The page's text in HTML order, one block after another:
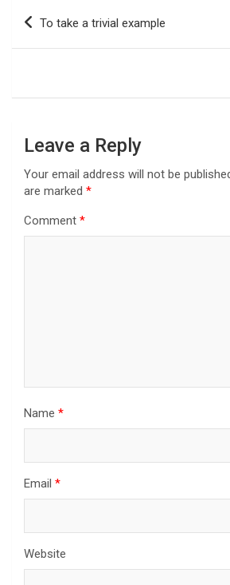
Post
To take a trivial example
Leave a Reply
Your email address will not be
are marked *
Comment *
Name *
Email *
Website